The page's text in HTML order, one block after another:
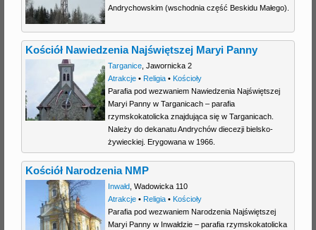
Andrychowskim (wschodnia część Beskidu Małego).
Kościół Nawiedzenia Najświętszej Maryi Panny
Targanice, Jawornicka 2
Atrakcje• Religia• Kościoły
Parafia pod wezwaniem Nawiedzenia Najświętszej
Maryi Panny w Targanicach – parafia
rzymskokatolicka znajdująca się w Targanicach.
Należy do dekanatu Andrychów diecezji bielsko-
żywieckiej. Erygowana w 1966.
Kościół Narodzenia NMP
Inwałd Wadowicka 110
Atrakcje• Religia• Kościoły
Parafia pod wezwaniem Narodzenia Najświętszej
Maryi Panny w Inwałdzie – parafia rzymskokatolicka